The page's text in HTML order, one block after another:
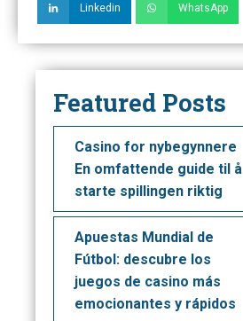
Linkedin WhatsApp
Featured Posts
Casino for nybegynnere
En omfattende guide til å
starte spillingen riktig
Apuestas Mundial de
Fútbol: descubre los
juegos de casino más
emocionantes y rápidos